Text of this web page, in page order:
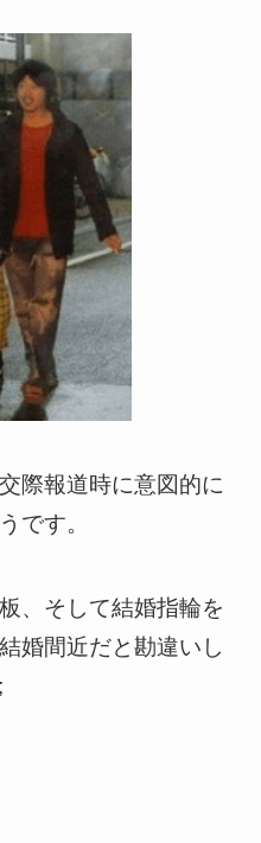
際報道時に意図的に
です。
、そして結婚指輪を
婚間近だと勘違いし